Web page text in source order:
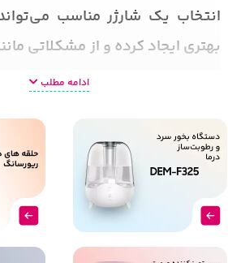
انتخاب یک شارژر مناسب
بهتری ایجاد کرده و از مشکلاتی
از حد، آسیب به باتری یا سرعت
قیمت و راهنمای خرید
فروشگاه فرنا
همراه باشید.
ادامه مطلب